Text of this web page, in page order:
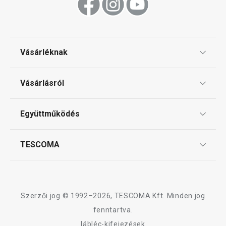
Vásárléknak
Gyakori kérdések
Vásárlásról
Reklamáció és termékvisszaküldés
Együttműködés
TESCOMA
Szerzői jog © 1992–2026, TESCOMA Kft. Minden jog
fenntartva.
lábléc-kifejezések